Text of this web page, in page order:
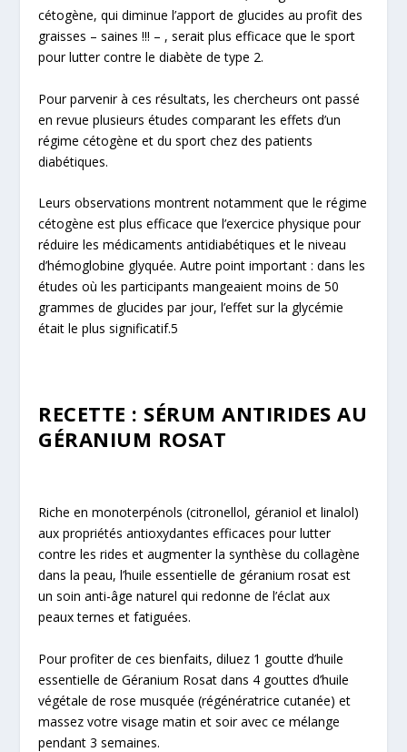
cétogène, qui diminue l’apport de glucides au profit des
graisses – saines !!! – , serait plus efficace que le sport
pour lutter contre le diabète de type 2.
Pour parvenir à ces résultats, les chercheurs ont passé
en revue plusieurs études comparant les effets d’un
régime cétogène et du sport chez des patients
diabétiques.
Leurs observations montrent notamment que le régime
cétogène est plus efficace que l’exercice physique pour
réduire les médicaments antidiabétiques et le niveau
d’hémoglobine glyquée. Autre point important : dans les
études où les participants mangeaient moins de 50
grammes de glucides par jour, l’effet sur la glycémie
était le plus significatif.5
RECETTE : SÉRUM ANTIRIDES AU
GÉRANIUM ROSAT
Riche en monoterpénols (citronellol, géraniol et linalol)
aux propriétés antioxydantes efficaces pour lutter
contre les rides et augmenter la synthèse du collagène
dans la peau, l’huile essentielle de géranium rosat est
un soin anti-âge naturel qui redonne de l’éclat aux
peaux ternes et fatiguées.
Pour profiter de ces bienfaits, diluez 1 goutte d’huile
essentielle de Géranium Rosat dans 4 gouttes d’huile
végétale de rose musquée (régénératrice cutanée) et
massez votre visage matin et soir avec ce mélange
pendant 3 semaines.